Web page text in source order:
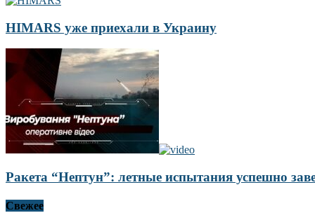
HIMARS уже приехали в Украину
Ракета “Нептун”: летные испытания успешно
Свежее